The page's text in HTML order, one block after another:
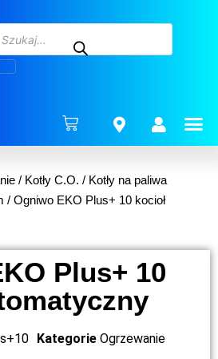
/ Kotły C.O. / Kotły na paliwa
/ Ogniwo EKO Plus+ 10 kocioł
Plus+ 10
Kategorie Ogrzewanie